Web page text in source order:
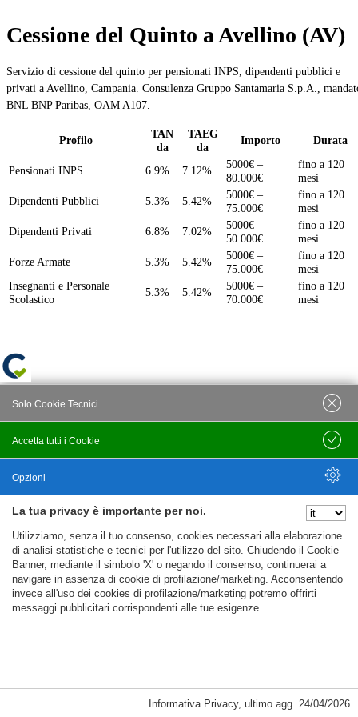
Cessione del Quinto a Avellino (AV)
Servizio di cessione del quinto per pensionati INPS, dipendenti pubblici e
privati a Avellino, Campania. Consulenza Gruppo Santamaria S.p.A.,
BNL BNP Paribas, OAM A107.
Profilo
TAN
da
TAEG
da
Importo Durata
Pensionati INPS 6.9% 7.12%
5000€ –
80.000€
fino a 120
mesi
Dipendenti Pubblici
5.3% 5.42%
5000€ –
75.000€
fino a 120
mesi
Dipendenti Privati
6.8% 7.02%
5000€ –
50.000€
fino a 120
mesi
Forze Armate
5.3% 5.42%
5000€ –
75.000€
fino a 120
mesi
Insegnanti e Personale
Scolastico
5.3% 5.42%
5000€ –
70.000€
fino a 120
mesi
La tua privacy è importante per noi.
Utilizziamo, senza il tuo consenso, cookies necessari alla elaborazione
di analisi statistiche e tecnici per l'utilizzo del sito. Chiudendo il Cookie
Banner, mediante il simbolo 'X' o negando il consenso, continuerai a
navigare in assenza di cookie di profilazione/marketing. Acconsentendo
invece all'uso dei cookies di profilazione/marketing potremo offrirti
messaggi pubblicitari corrispondenti alle tue esigenze.
Cookie Necessari, Tecnici di Sessione
Accetta tutti i Cookie
Solo Cookie Tecnici
Salva
Opzioni
Nascondi Opzioni
Informativa Privacy, ultimo agg. 24/04/2026